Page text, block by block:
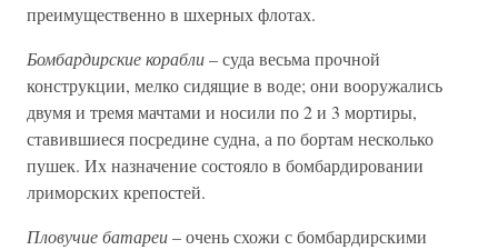
преимущественно в шхерных флотах.
Бомбардирские корабли– суда весьма прочной
конструкции, мелко сидящие в воде; они вооружались
двумя и тремя мачтами и носили по 2 и 3 мортиры,
ставившиеся посредине судна, а по бортам несколько
пушек. Их назначение состояло в бомбардировании
лриморских крепостей.
Пловучие батареи– очень схожи с бомбардирскими